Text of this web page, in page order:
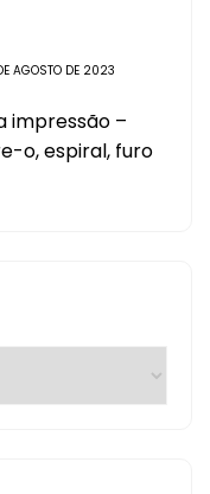
AGOSTO DE 2023
impressão –
o, espiral, furo